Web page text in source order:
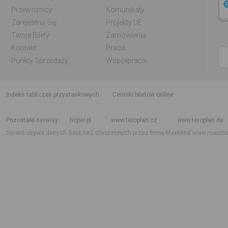
Przewoźnicy
Komunikaty
Zarejestruj Się
Projekty UE
Twoje Bilety
Zamówienia
Kontakt
Praca
Punkty Sprzedaży
Współpraca
indeks tabliczek przystankowych
Cenniki biletów online
Pozostałe serwisy
hoper.pl www.teroplan.cz
www.teroplan.de
Serwis używa danych GeoLite2 stworzonych przez firmę MaxMind